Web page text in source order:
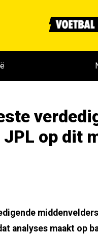
op dit
analyses maakt op